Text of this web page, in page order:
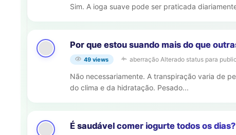
Sim. A ioga suave pode ser praticada
Por que estou suando mais do que
49 views aberração Alterado status para
Não necessariamente. A transpiração varia de
do clima e da hidratação. Pesado...
É saudável comer iogurte todos os dias?